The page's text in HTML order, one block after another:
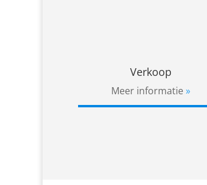
Verkoop
Meer informatie